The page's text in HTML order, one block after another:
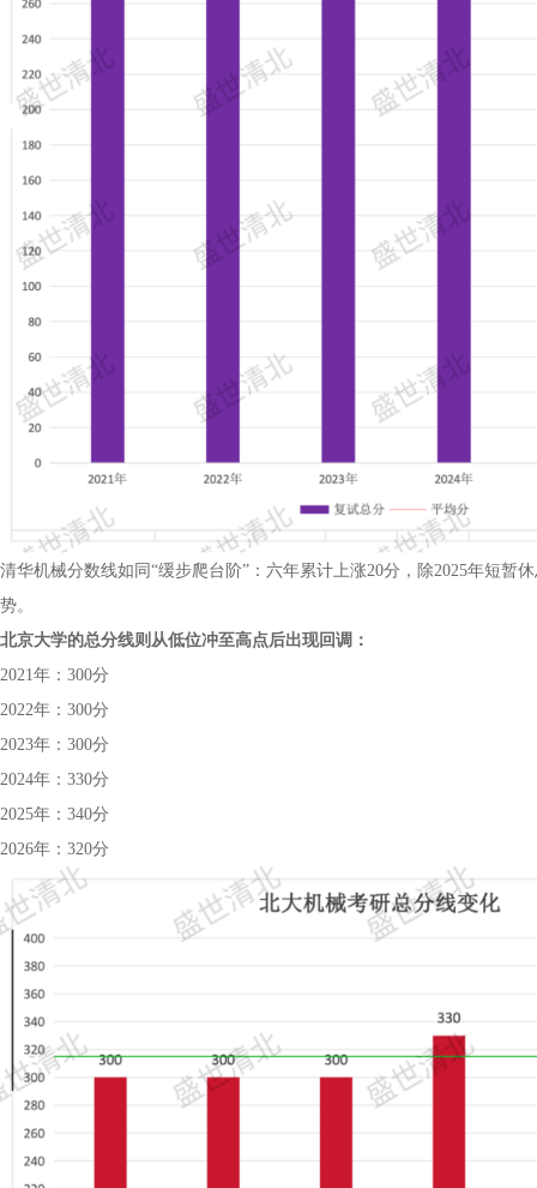
清华机械分数线如同“缓步爬台阶”：六年累计上涨20分，除2025年短
势。
北京大学的总分线则从低位冲至高点后出现回调：
2021年：300分
2022年：300分
2023年：300分
2024年：330分
2025年：340分
2026年：320分